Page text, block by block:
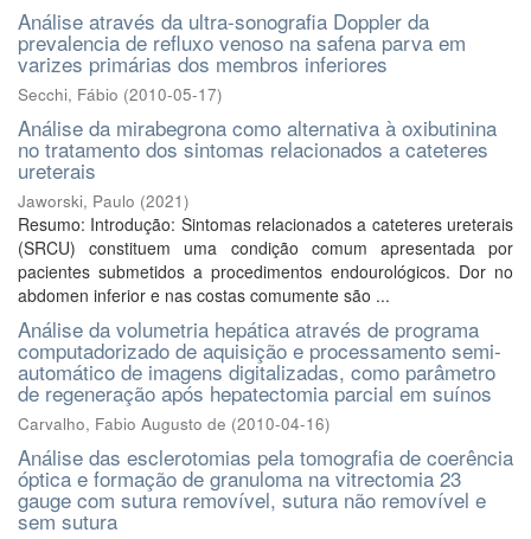
Análise através da ultra-sonografia Doppler da
prevalencia de refluxo venoso na safena parva em
varizes primárias dos membros inferiores
Secchi, Fábio (2010-05-17)
Análise da mirabegrona como alternativa à oxibutinina
no tratamento dos sintomas relacionados a cateteres
ureterais
Jaworski, Paulo (2021)
Resumo: Introdução: Sintomas relacionados a cateteres ureterais
(SRCU) constituem uma condição comum apresentada por
pacientes submetidos a procedimentos endourológicos. Dor no
abdomen inferior e nas costas comumente são ...
Análise da volumetria hepática através de programa
computadorizado de aquisição e processamento semi-
automático de imagens digitalizadas, como parâmetro
de regeneração após hepatectomia parcial em suínos
Carvalho, Fabio Augusto de (2010-04-16)
Análise das esclerotomias pela tomografia de coerência
óptica e formação de granuloma na vitrectomia 23
gauge com sutura removível, sutura não removível e
sem sutura